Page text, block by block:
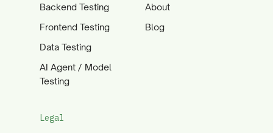
Backend Testing
Frontend Testing
Data Testing
AI Agent / Model
Testing
About
Blog
Legal